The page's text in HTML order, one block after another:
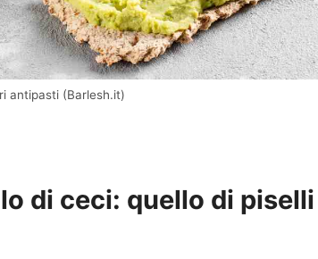
antipasti (Barlesh.it)
di ceci: quello di